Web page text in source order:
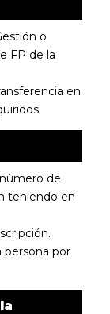
o
FP de la
en
de
teniendo en
persona por